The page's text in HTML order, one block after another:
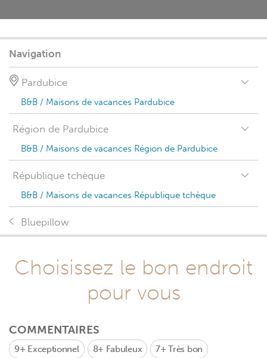
Navigation
Pardubice
B&B / Maisons de vacances Pardubice
Région de Pardubice
B&B / Maisons de vacances Région de Pardubice
République tchèque
B&B / Maisons de vacances République tchèque
Bluepillow
Choisissez le bon endroit
pour vous
COMMENTAIRES
9+ Exceptionnel 8+ Fabuleux 7+Très bon